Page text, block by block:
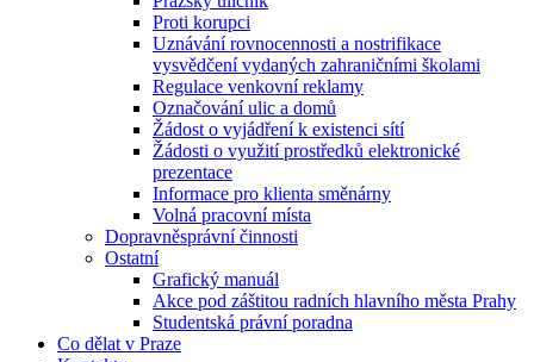
Proti korupci
Uznávání rovnocennosti a nostrifikace
vysvědčení vydaných zahraničními školami
Regulace venkovní reklamy
Označování ulic a domů
Žádost o vyjádření k existenci sítí
Žádosti o využití prostředků elektronické
prezentace
Informace pro klienta směnárny
Volná pracovní místa
Dopravněsprávní činnosti
Ostatní
Grafický manuál
Akce pod záštitou radních hlavního města Prahy
Studentská právní poradna
Co dělat v Praze